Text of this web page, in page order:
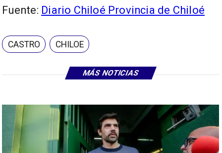
MÁS NOTICIAS
Fuente: Diario Chiloé Provincia de Chiloé
CASTRO CHILOE